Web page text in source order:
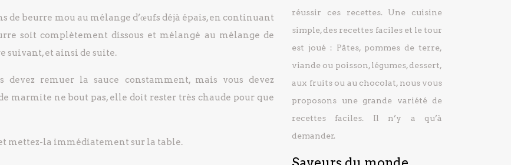
beurre mou au mélange d’œufs déjà épais, en continuant
soit complètement dissous et mélangé au mélange de
suivant, et ainsi de suite.
remuer la sauce constamment, mais vous devez
marmite ne bout pas, elle doit rester très chaude pour que
mettez-la immédiatement sur la table.
réussir ces recettes. Une cuisine
simple, des recettes faciles et le tour
est joué : Pâtes, pommes de terre,
viande ou poisson, légumes, dessert,
aux fruits ou au chocolat, nous vous
proposons une grande variété de
recettes faciles. Il n’y a qu’à
demander.